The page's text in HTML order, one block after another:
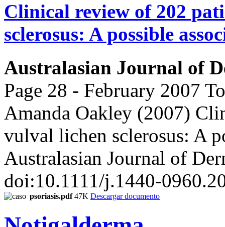
Clinical review of 202
sclerosus: A possible
Australasian Journal of
Page 28 - February 2007
Amanda Oakley (2007)
vulval lichen sclerosus: A
Australasian Journal of
doi:10.1111/j.1440-
psoriasis.pdf47K Descargar documento